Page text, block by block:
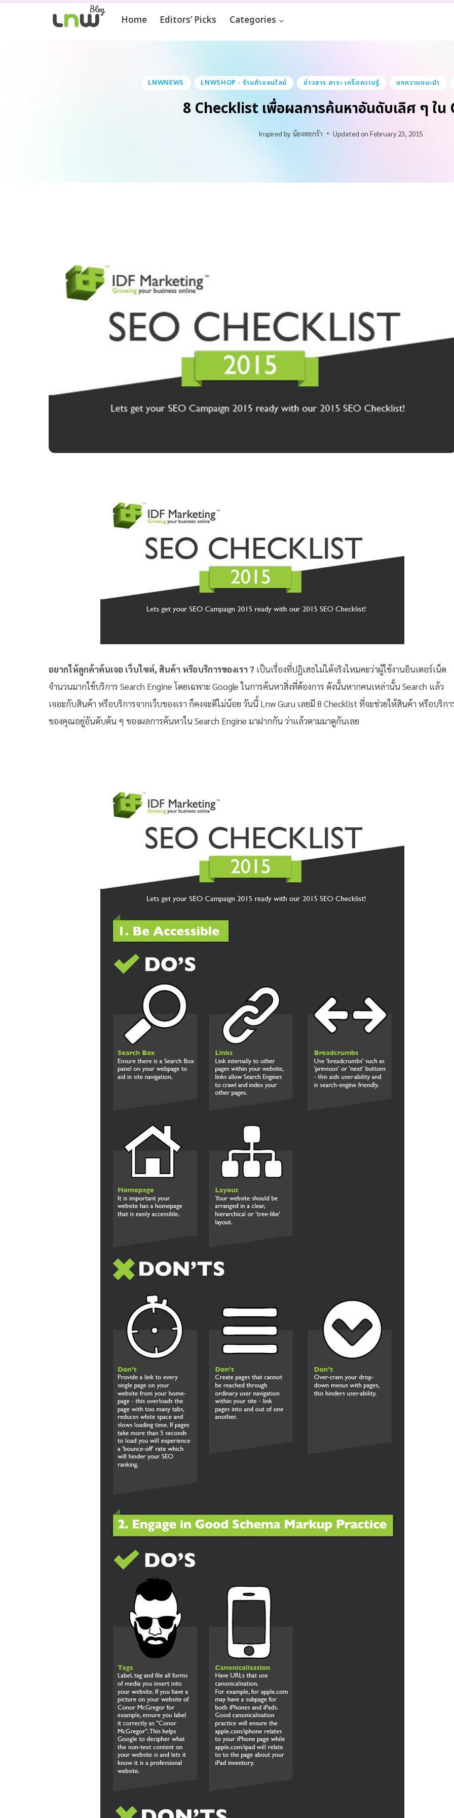
Home Editors’ Picks Categories
LNWNEWS LNWSHOP - ร้านค้าออนไลน์ ข่าวสาร สาระ เกร็ดความรู้ บทความแนะนำ
8 Checklist เพื่อผลการค้นหาอันดับเลิศ ๆ ใน
Inspired by น้องตะกร้า Updated on February 23, 2015
อยากให้ลูกค้าค้นเจอ เว็บไซต์, สินค้า หรือบริการของเรา ? เป็นเรื่องที่ปฎิเสธไม่ได้จริงไหมคะว่าผู้ใช้งานอินเตอร์เน็ต
จำนวนมากใช้บริการ Search Engine โดยเฉพาะ Google ในการค้นหาสิ่งที่ต้องการ ดังนั้นหากคนเหล่านั้น Search แล้ว
เจอะกับสินค้า หรือบริการจากเว็บของเรา ก็คงจะดีไม่น้อย วันนี้ Lnw Guru เลยมี 8 Checklist ที่จะช่วยให้สินค้า หรือบริกา
ของคุณอยู่อันดับต้น ๆ ของผลการค้นหาใน Search Engine มาฝากกัน ว่าแล้วตามมาดูกันเลย